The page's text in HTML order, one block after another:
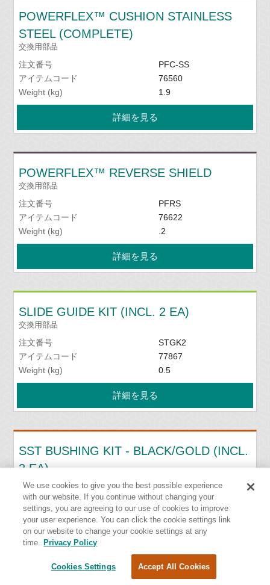
POWERFLEX™ CUSHION STAINLESS
STEEL (COMPLETE)
交換用部品
注文番号
PFC-SS
アイテムコード
76560
Weight (kg)
1.9
詳細を見る
POWERFLEX™ REVERSE SHIELD
交換用部品
注文番号
PFRS
アイテムコード
76622
Weight (kg)
.2
詳細を見る
SLIDE GUIDE KIT (INCL. 2 EA)
交換用部品
注文番号
STGK2
アイテムコード
77867
Weight (kg)
0.5
詳細を見る
SST BUSHING KIT - BLACK/GOLD (INCL.
2 EA)
交換用部品
注文番号
SSTBK-B
アイテムコード
76637
Weight (kg)
0.05
We use cookies to give you the best possible experience
with our website. If you continue without changing your
settings, you are agreeing to our use of cookies to improve
your user experience. You can click the cookie settings link
on our website to change your cookie settings at any
time. Privacy Policy
Cookies Settings Accept All Cookies